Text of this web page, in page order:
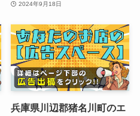
2024年9月18日
兵庫県川辺郡猪名川町のエ